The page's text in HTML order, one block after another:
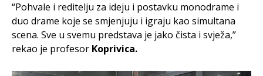
“Pohvale i reditelju za ideju i postavku monodrame i
duo drame koje se smjenjuju i igraju kao simultana
scena. Sve u svemu predstava je jako čista i svježa,”
rekao je profesor Koprivica.